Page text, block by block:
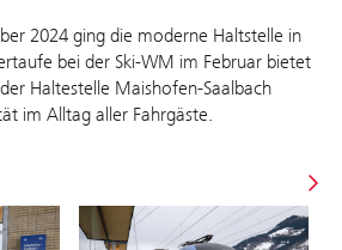
2024 ging die moderne Haltstelle in
bei der Ski-WM im Februar bietet
Haltestelle Maishofen-Saalbach
im Alltag aller Fahrgäste.